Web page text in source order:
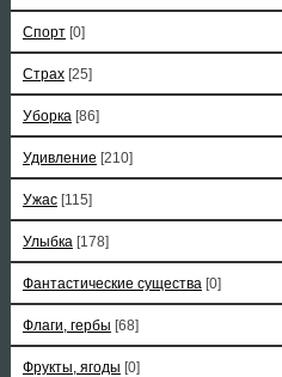
Спорт [0]
Страх [25]
Уборка [86]
Удивление [210]
Ужас [115]
Улыбка [178]
Фантастические существа [0]
Флаги, гербы [68]
Фрукты, ягоды [0]